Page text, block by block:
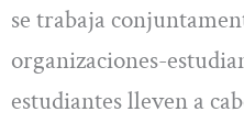
se trabaja
organizaciones-
estudiantes lleven a